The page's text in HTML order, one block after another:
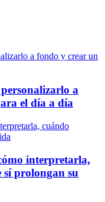
a
el día a día
interpretarla,
prolongan su